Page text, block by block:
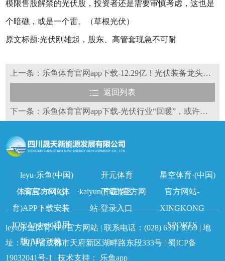
模限售股解禁的光伏股，投资者还是需要审慎考虑，这也是
个暗礁，或是一个雷。（草根光伏）
原文标题:光伏刚雄起，股东、高管套现急不可耐
上一条：乐鱼体育官网app下载-12.29亿！光伏装备龙头签大单
返回列表
下一条：乐鱼体育官网app下载-光伏行业“回暖”，或许已不远
leyu·乐鱼(中国)
体育官方网站
开元体育
·kaiyun(中国)官方网
站-登录入口
星空体育·(中国)
官方网站-
XINGKONG
SPORTS
南宫28NG(体
育)APP下载安装
IOS/Android通用
版/APP下载
下载专区
leyu乐鱼体育APP官方网站 | 联系电话：(028) 6391 8959 | 地
址：四川省成都市天府新区湖畔路东段333号 |蜀ICP备
19032041号-1 | 技术支持： 乐鱼app